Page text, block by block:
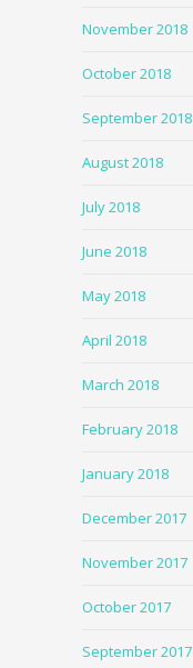
November 2018
October 2018
September 2018
August 2018
July 2018
June 2018
May 2018
April 2018
March 2018
February 2018
January 2018
December 2017
November 2017
October 2017
September 2017